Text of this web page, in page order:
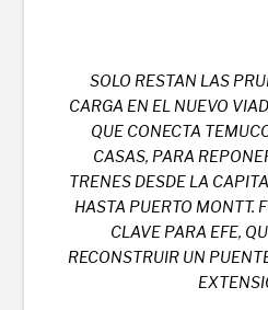
SOLO RESTAN LAS
CARGA EN EL NUEVO
QUE CONECTA
CASAS, PARA
TRENES DESDE LA
HASTA PUERTO MONTT.
CLAVE PARA EFE,
RECONSTRUIR UN